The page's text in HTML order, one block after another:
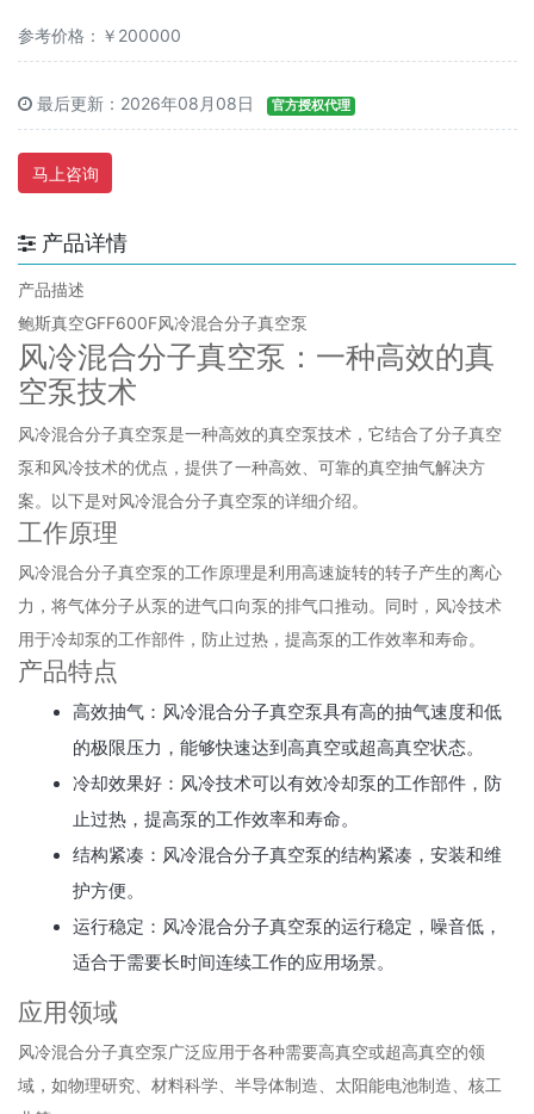
参考价格：￥200000
最后更新：2026年08月08日 官方授权代理
马上咨询
产品详情
产品描述
鲍斯真空GFF600F风冷混合分子真空泵
风冷混合分子真空泵：一种高效的真
空泵技术
风冷混合分子真空泵是一种高效的真空泵技术，它结合了分子真空
泵和风冷技术的优点，提供了一种高效、可靠的真空抽气解决方
案。以下是对风冷混合分子真空泵的详细介绍。
工作原理
风冷混合分子真空泵的工作原理是利用高速旋转的转子产生的离心
力，将气体分子从泵的进气口向泵的排气口推动。同时，风冷技术
用于冷却泵的工作部件，防止过热，提高泵的工作效率和寿命。
产品特点
高效抽气：风冷混合分子真空泵具有高的抽气速度和低
的极限压力，能够快速达到高真空或超高真空状态。
冷却效果好：风冷技术可以有效冷却泵的工作部件，防
止过热，提高泵的工作效率和寿命。
结构紧凑：风冷混合分子真空泵的结构紧凑，安装和维
护方便。
运行稳定：风冷混合分子真空泵的运行稳定，噪音低，
适合于需要长时间连续工作的应用场景。
应用领域
风冷混合分子真空泵广泛应用于各种需要高真空或超高真空的领
域，如物理研究、材料科学、半导体制造、太阳能电池制造、核工